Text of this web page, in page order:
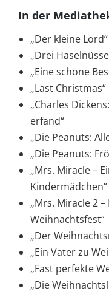
In der
„Der kleine Lord“
„Drei
„Eine schöne
„Last Christmas“
„Charles
erfand“
„Die Peanuts:
„Die Peanuts:
„Mrs. Miracle –
Kindermädchen“
„Mrs. Miracle 2
Weihnachtsfest“
„Der
„Ein Vater zu
„Fast perfekte
„Die